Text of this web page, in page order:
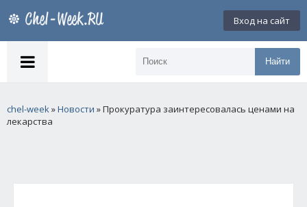
Вход на сайт
Найти
chel-week»Новости » Прокуратура заинтересовалась ценами на
лекарства